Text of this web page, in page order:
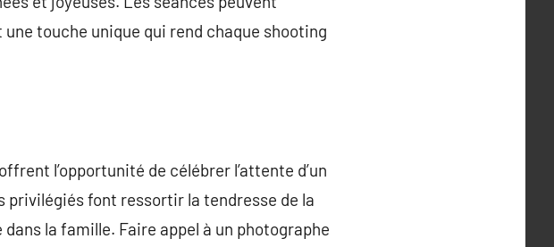
touche unique qui rend chaque shooting
l’opportunité de célébrer l’attente d’un
privilégiés font ressortir la tendresse de la
la famille. Faire appel à un photographe